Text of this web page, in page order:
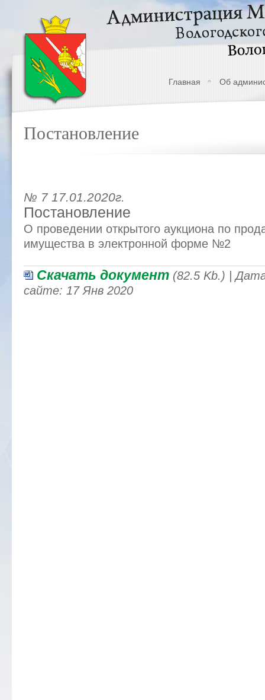
Главная Об
Постановление
№ 7 17.01.2020г.
Постановление
О проведении открытого аукциона по
имущества в электронной форме №2
Скачать документ (82.5 Kb.) |
сайте: 17 Янв 2020